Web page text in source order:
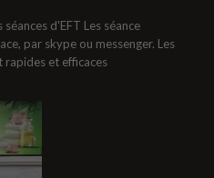
d'EFT Les séance
par skype ou messenger. Les
et efficaces